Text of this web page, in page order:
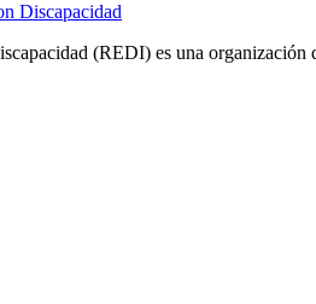
Discapacidad
(REDI) es una